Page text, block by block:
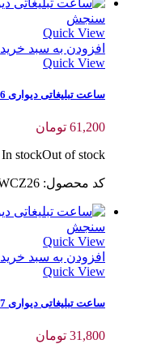
سنجش
Quick View
افزودن به سبد خرید
Quick View
ساعت تبلیغاتی دیواری WCZ26
61,200 تومان
In stockOut of stock
کد محصول: WCZ26
سنجش
Quick View
افزودن به سبد خرید
Quick View
ساعت تبلیغاتی دیواری WCZ27
31,800 تومان